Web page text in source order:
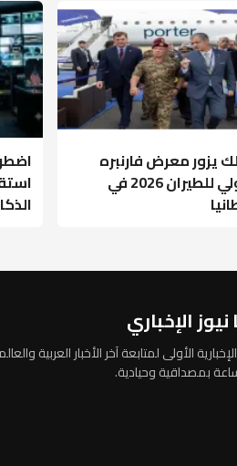
يزور معرض فارنبره
الدولي للطيران 2026 في
نيوز الإخباري
الأولى لمتابعة آخر الأخبار العربية
بمصداقية وحيادية.